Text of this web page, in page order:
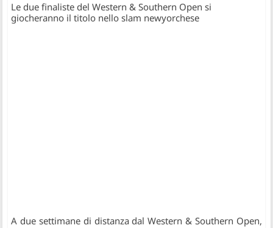
Le due finaliste del Western & Southern Open si
giocheranno il titolo nello slam newyorchese
A due settimane di distanza dal Western & Southern Open,